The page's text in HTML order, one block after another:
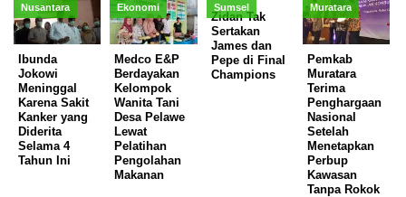
Nusantara
Ibunda
Jokowi
Meninggal
Karena Sakit
Kanker yang
Diderita
Selama 4
Tahun Ini
Ekonomi
Medco E&P
Berdayakan
Kelompok
Wanita Tani
Desa Pelawe
Lewat
Pelatihan
Pengolahan
Makanan
Sumsel
Zidan Tak
Sertakan
James dan
Pepe di Final
Champions
Muratara
Pemkab
Muratara
Terima
Penghargaan
Nasional
Setelah
Menetapkan
Perbup
Kawasan
Tanpa Rokok